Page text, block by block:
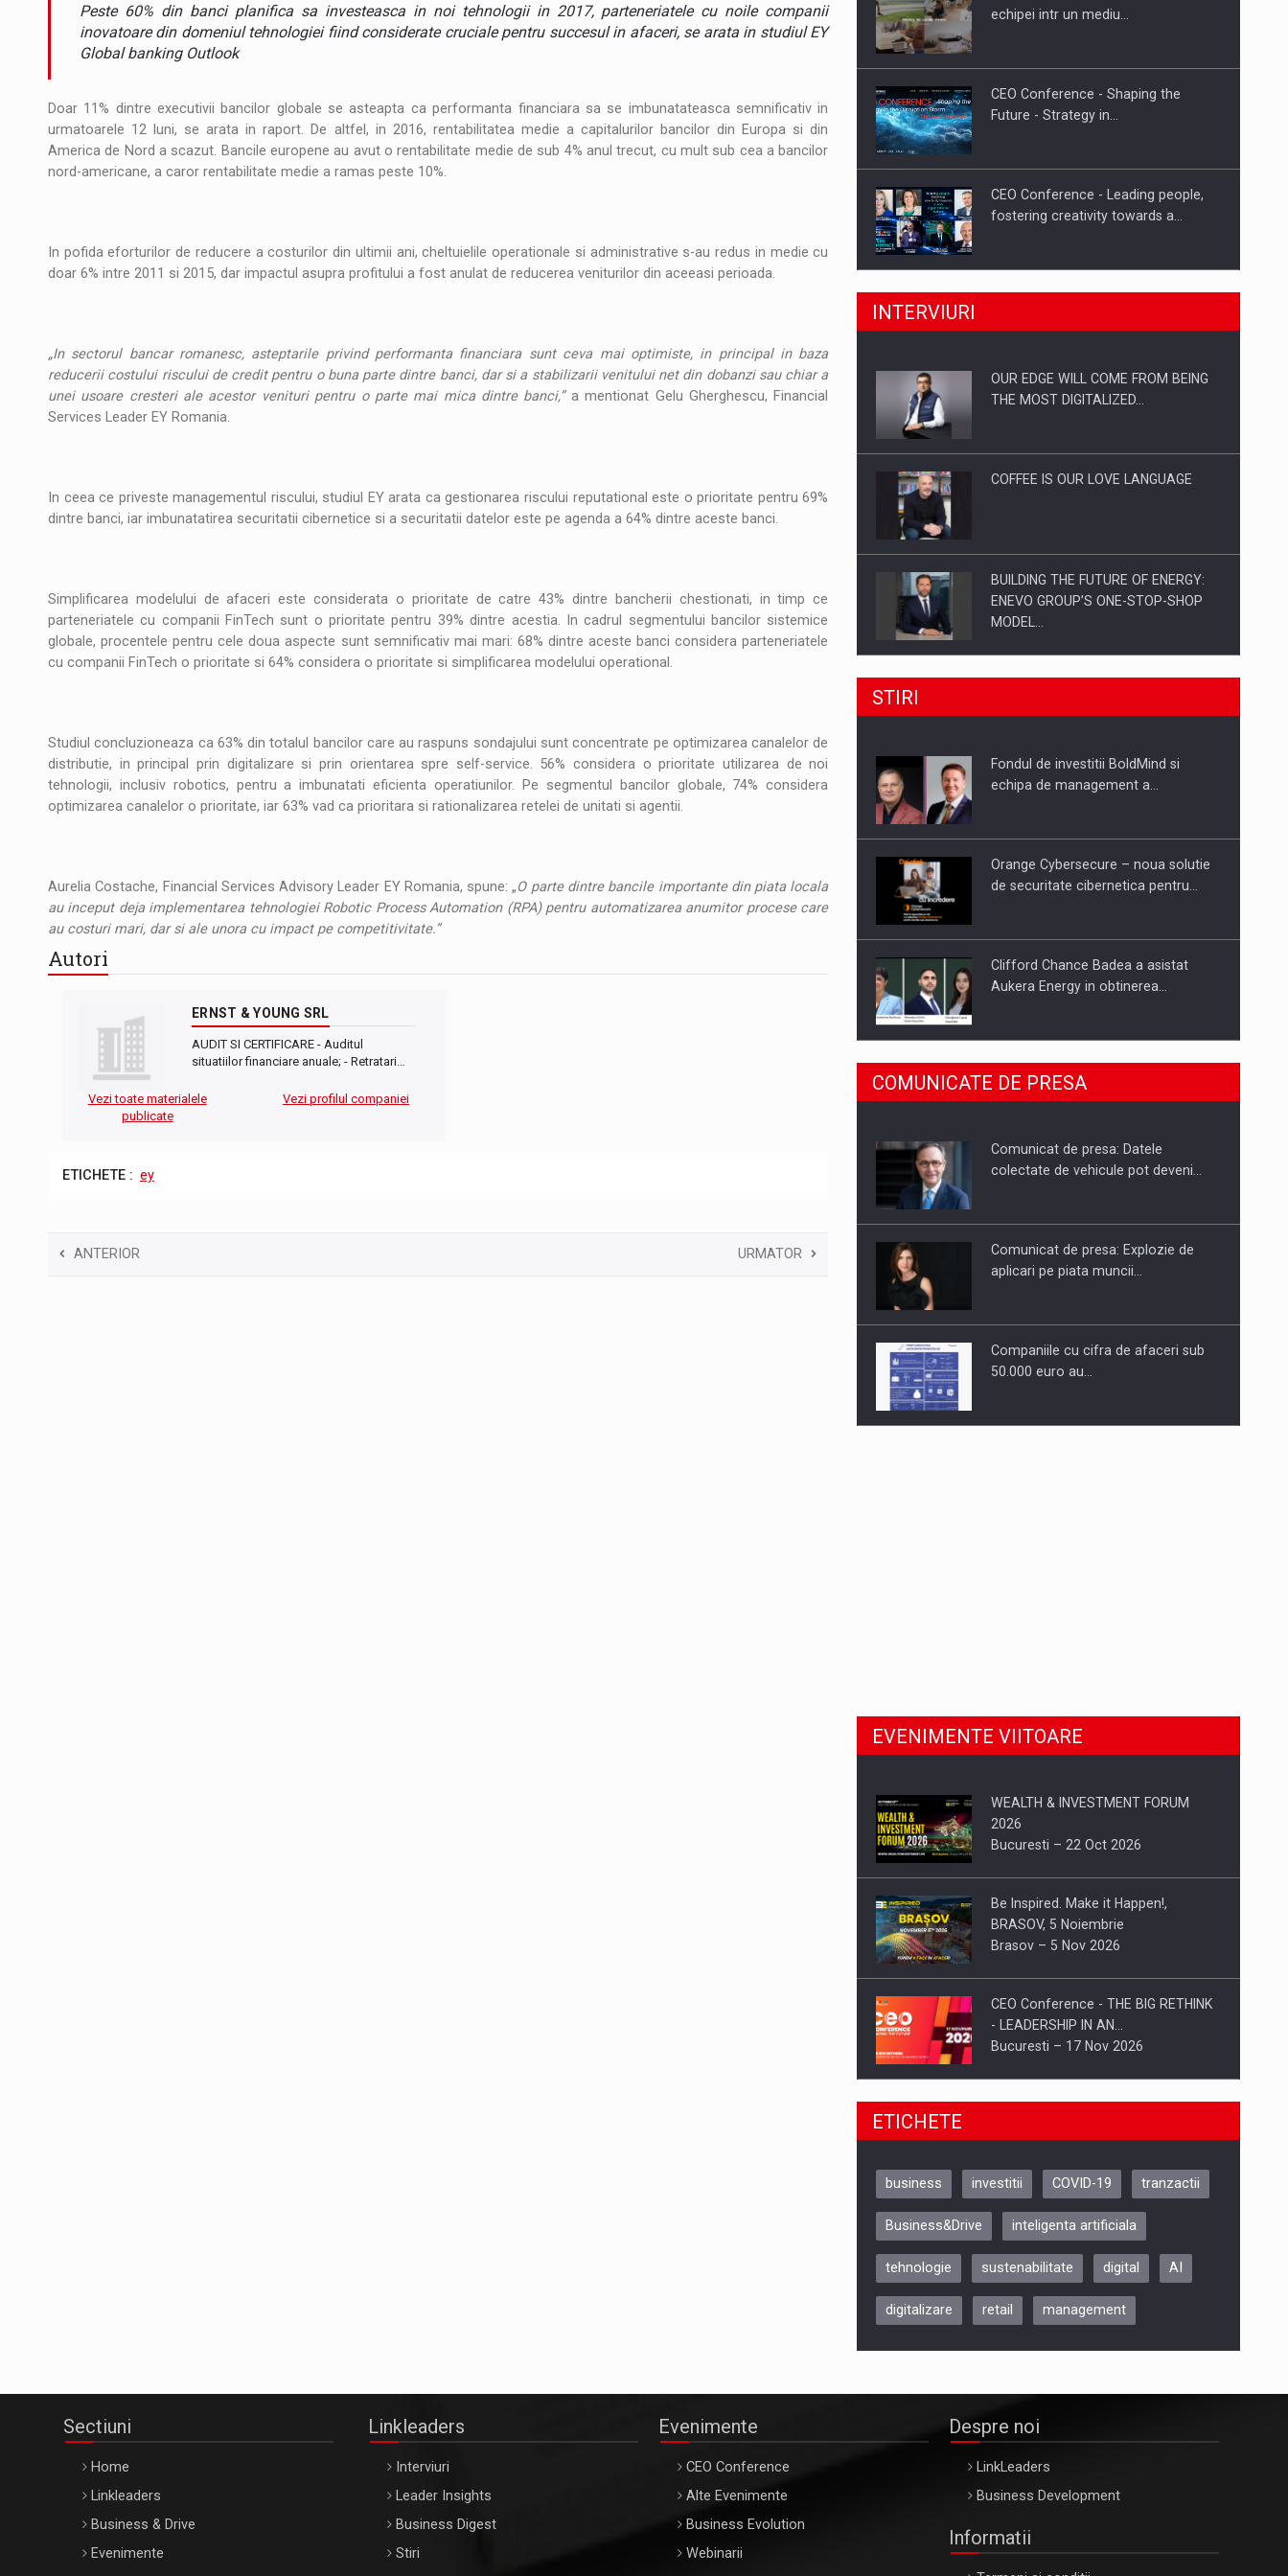
STIRI Noul Mercedes-Benz VLE este acum disponibil pentru comanda intr-o gama extinsa de variante atragatoare
STIRI JAECOO 5 SHS-H a ajuns in Romania
Peste 60% din banci planifica sa investeasca in noi tehnologii in 2017, parteneriatele cu noile companii
inovatoare din domeniul tehnologiei fiind considerate cruciale pentru succesul in afaceri, se arata in studiul EY
Global banking Outlook
Doar 11% dintre executivii bancilor globale se asteapta ca performanta financiara sa se imbunatateasca semnificativ in
urmatoarele 12 luni, se arata in raport. De altfel, in 2016, rentabilitatea medie a capitalurilor bancilor din Europa si din
America de Nord a scazut. Bancile europene au avut o rentabilitate medie de sub 4% anul trecut, cu mult sub cea a bancilor
nord-americane, a caror rentabilitate medie a ramas peste 10%.
In pofida eforturilor de reducere a costurilor din ultimii ani, cheltuielile operationale si administrative s-au redus in medie cu
doar 6% intre 2011 si 2015, dar impactul asupra profitului a fost anulat de reducerea veniturilor din aceeasi perioada.
„In sectorul bancar romanesc, asteptarile privind performanta financiara sunt ceva mai optimiste, in principal in baza
reducerii costului riscului de credit pentru o buna parte dintre banci, dar si a stabilizarii venitului net din dobanzi sau chiar a
unei usoare cresteri ale acestor venituri pentru o parte mai mica dintre banci,” a mentionat Gelu Gherghescu, Financial
Services Leader EY Romania.
In ceea ce priveste managementul riscului, studiul EY arata ca gestionarea riscului reputational este o prioritate pentru 69%
dintre banci, iar imbunatatirea securitatii cibernetice si a securitatii datelor este pe agenda a 64% dintre aceste banci.
Simplificarea modelului de afaceri este considerata o prioritate de catre 43% dintre bancherii chestionati, in timp ce
parteneriatele cu companii FinTech sunt o prioritate pentru 39% dintre acestia. In cadrul segmentului bancilor sistemice
globale, procentele pentru cele doua aspecte sunt semnificativ mai mari: 68% dintre aceste banci considera parteneriatele
cu companii FinTech o prioritate si 64% considera o prioritate si simplificarea modelului operational.
Studiul concluzioneaza ca 63% din totalul bancilor care au raspuns sondajului sunt concentrate pe optimizarea canalelor de
distributie, in principal prin digitalizare si prin orientarea spre self-service. 56% considera o prioritate utilizarea de noi
tehnologii, inclusiv robotics, pentru a imbunatati eficienta operatiunilor. Pe segmentul bancilor globale, 74% considera
optimizarea canalelor o prioritate, iar 63% vad ca prioritara si rationalizarea retelei de unitati si agentii.
Aurelia Costache, Financial Services Advisory Leader EY Romania, spune: „O parte dintre bancile importante din piata locala
au inceput deja implementarea tehnologiei Robotic Process Automation (RPA) pentru automatizarea anumitor procese care
au costuri mari, dar si ale unora cu impact pe competitivitate.”
Autori
ERNST & YOUNG SRL
AUDIT SI CERTIFICARE - Auditul
situatiilor financiare anuale; - Retratari…
Vezi toate materialele
publicate
Vezi profilul companiei
ETICHETE : ey
ANTERIOR URMATOR
Proteinmaxxing and the Future of
echipei intr un mediu…
CEO Conference - Shaping the
Future - Strategy in…
CEO Conference - Leading people,
fostering creativity towards a…
CEO Conference - Shaping The
Webinar - Business Evolution-
INTERVIURI
OUR EDGE WILL COME FROM BEING
THE MOST DIGITALIZED…
COFFEE IS OUR LOVE LANGUAGE
BUILDING THE FUTURE OF ENERGY:
ENEVO GROUP’S ONE-STOP-SHOP
MODEL…
ROOTED IN ROMANIA, BUILT TO
PUTTING ROMANIAN CORPORATE
STIRI
Fondul de investitii BoldMind si
echipa de management a…
Orange Cybersecure – noua solutie
de securitate cibernetica pentru…
Clifford Chance Badea a asistat
Aukera Energy in obtinerea…
SAPTE PERSONALITATI DIN MEDIUL
DE AFACERI, ACADEMIC SI
Hard Enduro Piatra Craiului 2026,
COMUNICATE DE PRESA
Comunicat de presa: Datele
colectate de vehicule pot deveni…
Comunicat de presa: Explozie de
aplicari pe piata muncii…
Companiile cu cifra de afaceri sub
50.000 euro au…
EVENIMENTE VIITOARE
WEALTH & INVESTMENT FORUM
2026
Bucuresti – 22 Oct 2026
Be Inspired. Make it Happen!,
BRASOV, 5 Noiembrie
Brasov – 5 Nov 2026
CEO Conference - THE BIG RETHINK
- LEADERSHIP IN AN…
Bucuresti – 17 Nov 2026
Be Inspired. Make it Happen!, CLUJ, 9
ARTEMIS LETO, ORADEA, 8
Oradea – 8 Oct 2026
ETICHETE
business investitii COVID-19 tranzactii
Business&Drive inteligenta artificiala
tehnologie sustenabilitate digital AI
digitalizare retail management
Sectiuni
Home
Linkleaders
Business & Drive
Evenimente
Linkleaders
Interviuri
Leader Insights
Business Digest
Stiri
Evenimente
CEO Conference
Alte Evenimente
Business Evolution
Webinarii
Despre noi
LinkLeaders
Business Development
Informatii